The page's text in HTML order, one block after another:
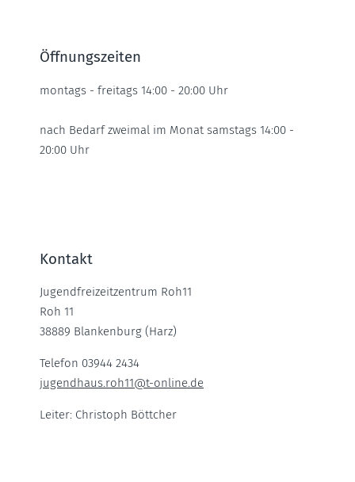
Öffnungszeiten
montags - freitags 14:00 - 20:00 Uhr
nach Bedarf zweimal im Monat samstags 14:00 -
20:00 Uhr
Kontakt
Jugendfreizeitzentrum Roh11
Roh 11
38889 Blankenburg (Harz)
Telefon 03944 2434
jugendhaus.roh11@t-online.de
Leiter: Christoph Böttcher